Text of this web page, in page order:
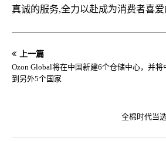
真诚的服务,全力以赴成为消费者喜爱
上一篇
Ozon Global将在中国新建6个仓储中心，并
到另外5个国家
全棉时代当